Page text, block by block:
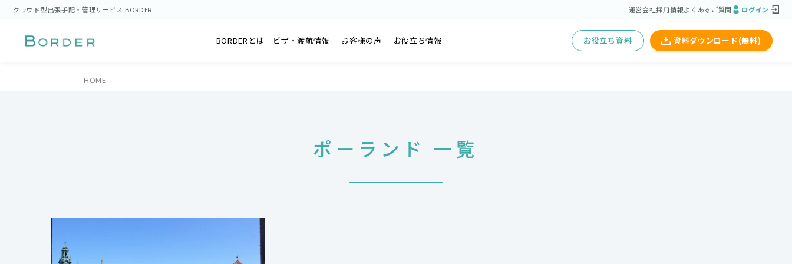
クラウド型出張手配・管理サービス BORDER 運営会社採用情報よくあるご質問 ログイン
BORDERとは ビザ・渡航情報 お客様の声 お役立ち情報 お役立ち資料 資料ダウンロード(無料)
HOME
ポーランド 一覧